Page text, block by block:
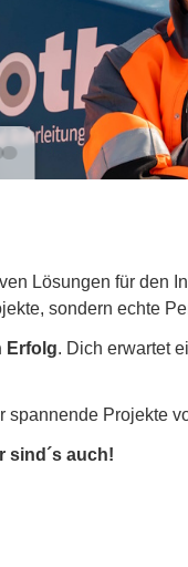
Lösungen für den
sondern echte
Erfolg. Dich erwartet
spannende Projekte
sind´s auch!